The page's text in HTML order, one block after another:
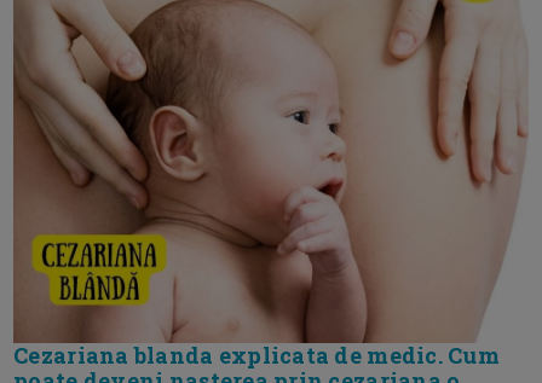
Cezariana blanda explicata de medic. Cum